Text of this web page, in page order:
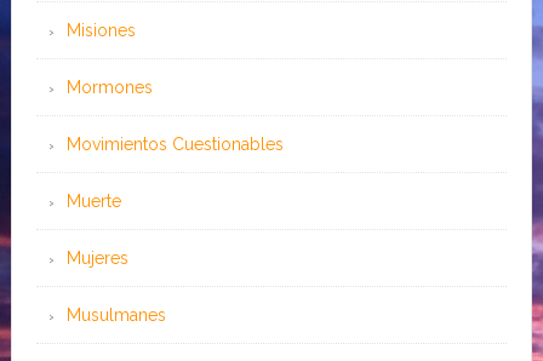
Misiones
Mormones
Movimientos Cuestionables
Muerte
Mujeres
Musulmanes